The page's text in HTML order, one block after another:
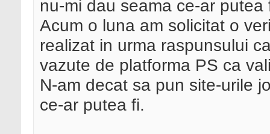
nu-mi dau seama ce-ar putea
Acum o luna am solicitat o
realizat in urma raspunsului
vazute de platforma PS ca
N-am decat sa pun site-urile
ce-ar putea fi.